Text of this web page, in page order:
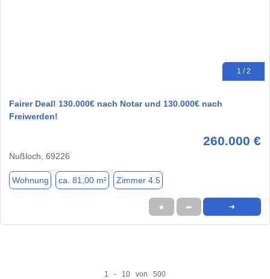
1 / 2
Fairer Deal! 130.000€ nach Notar und 130.000€ nach
Freiwerden!
260.000 €
Nußloch, 69226
Wohnung ca. 81,00 m² Zimmer 4.5
★ ➦ ➜
1 - 10 von 500